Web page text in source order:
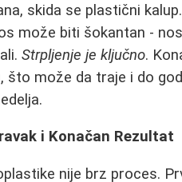
skida se plastični
može biti šokantan -
Strpljenje je ključno.
što može da traje i do
i Konačan Rezultat
nije brz proces.